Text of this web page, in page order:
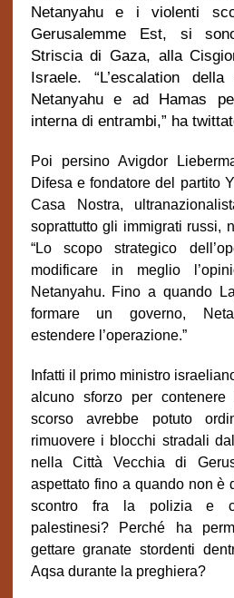
Netanyahu e i violenti
Gerusalemme Est, si
Striscia di Gaza, alla
Israele. “L’escalation
Netanyahu e ad Hamas
interna di entrambi,” ha
Poi persino Avigdor
Difesa e fondatore del partito
Casa Nostra,
soprattutto gli immigrati russi,
“Lo scopo strategico
modificare in meglio
Netanyahu. Fino a quando
formare un governo,
estendere l’operazione.”
Infatti il primo ministro i
alcuno sforzo per
scorso avrebbe potuto
rimuovere i blocchi stradali
nella Città Vecchia di
aspettato fino a quando non è
scontro fra la polizia e
palestinesi? Perché ha
gettare granate stordenti
Aqsa durante la preghiera?